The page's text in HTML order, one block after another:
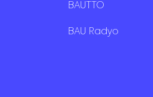
BAUTTO
BAU Radyo